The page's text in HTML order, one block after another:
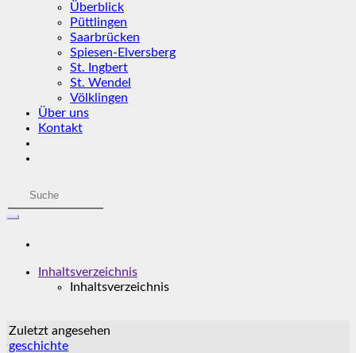
Überblick
Püttlingen
Saarbrücken
Spiesen-Elversberg
St. Ingbert
St. Wendel
Völklingen
Über uns
Kontakt
Inhaltsverzeichnis
Inhaltsverzeichnis
Zuletzt angesehen
geschichte